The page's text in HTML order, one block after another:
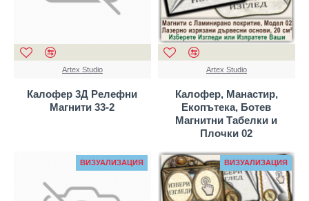
Artex Studio
Калофер 3Д Релефни
Магнити 33-2
Artex Studio
Калофер, Манастир,
Екопътека, Ботев
Магнитни Табелки и
Плочки 02
ВИЗУАЛИЗАЦИЯ ВИЗУАЛИЗАЦИЯ